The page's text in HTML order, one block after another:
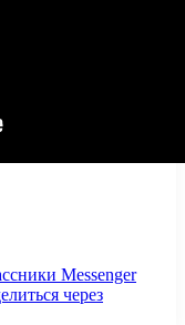
Messenger
через